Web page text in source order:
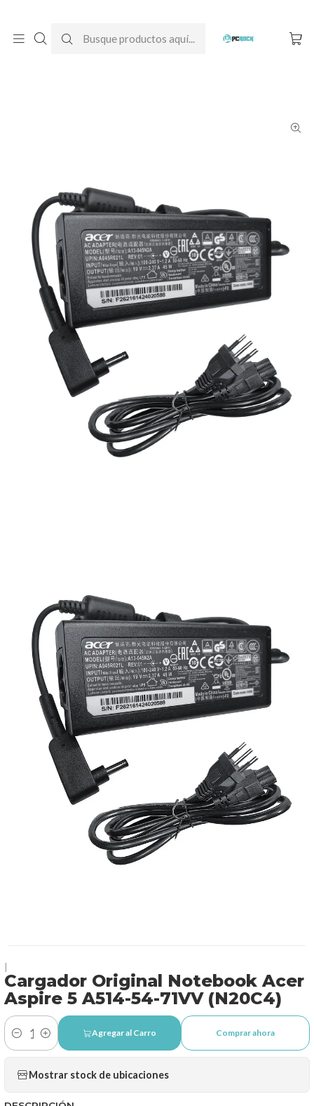
Cargador Original Notebook Acer
Aspire 5 A514-54-71VV (N20C4)
Cantidad
Agregar al Carro Comprar ahora
Mostrar stock de ubicaciones